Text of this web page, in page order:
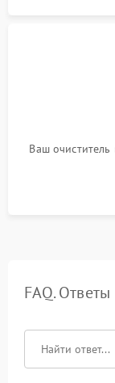
Ваш очиститель
FAQ.